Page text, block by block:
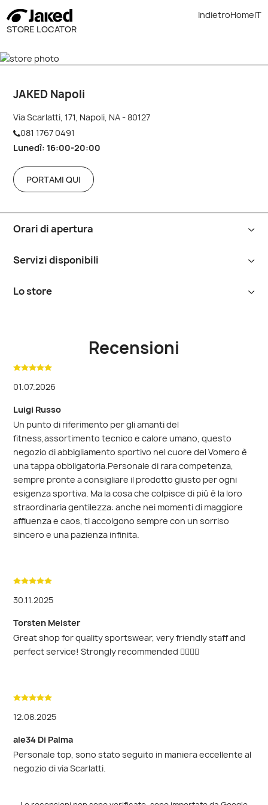
STORE LOCATOR
IndietroHomeIT
JAKED Napoli
Via Scarlatti, 171, Napoli, NA - 80127
081 1767 0491
Lunedì: 16:00-20:00
PORTAMI QUI
Orari di apertura
Martedì
10:00-14:00, 16:00-20:00
Giovedì
Chiuso
Servizi disponibili
Lo store
principi, creando il Super Body J01, un costume da bagno
da competizione che ha provocato un'enorme rivoluzione a
suon di record e medaglie.
nel DNA del marchio, ma Jaked ha esteso la sua selezione
all'abbigliamento sportivo, all'abbigliamento per il fitness e
articoli che combinano stile e comfort.
Oggi il marchio è presente con negozi monomarca in Italia e
distribuito in multibrand in 23 paesi del mondo.
Recensioni
01.07.2026
Luigi Russo
Un punto di riferimento per gli amanti del
fitness,assortimento tecnico e calore umano, questo
negozio di abbigliamento sportivo nel cuore del Vomero è
una tappa obbligatoria. ​Personale di rara competenza,
sempre pronte a consigliare il prodotto giusto per ogni
esigenza sportiva. Ma la cosa che colpisce di più è la loro
straordinaria gentilezza: anche nei momenti di maggiore
affluenza e caos, ti accolgono sempre con un sorriso
sincero e una pazienza infinita.
30.11.2025
Torsten Meister
Great shop for quality sportswear, very friendly staff and
perfect service! Strongly recommended 👌🏼👍🏼
12.08.2025
ale34 Di Palma
Personale top, sono stato seguito in maniera eccellente al
negozio di via Scarlatti.